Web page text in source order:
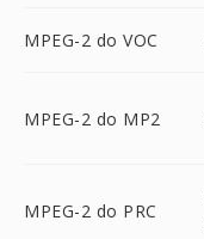
MPEG-2 do VOC
MPEG-2 do MP2
MPEG-2 do PRC